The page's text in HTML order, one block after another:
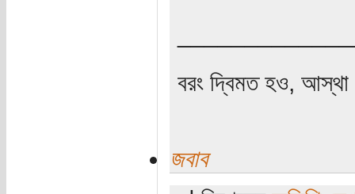
বরং দ্বিমত হও, আস্থা
জবাব